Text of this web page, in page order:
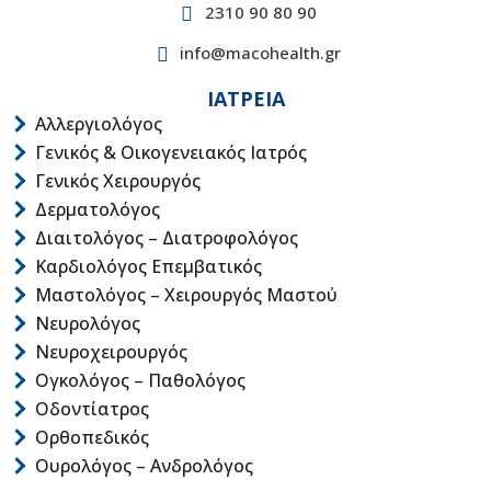
2310 90 80 90
info@macohealth.gr
ΙΑΤΡΕΙΑ
Αλλεργιολόγος
Γενικός & Οικογενειακός Ιατρός
Γενικός Χειρουργός
Δερματολόγος
Διαιτολόγος – Διατροφολόγος
Καρδιολόγος Επεμβατικός
Μαστολόγος – Χειρουργός Μαστού
Νευρολόγος
Νευροχειρουργός
Ογκολόγος – Παθολόγος
Οδοντίατρος
Ορθοπεδικός
Ουρολόγος – Ανδρολόγος